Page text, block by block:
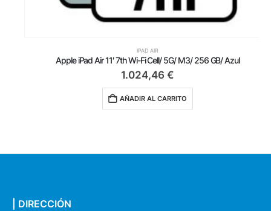
IPAD AIR
Apple iPad Air 11′ 7th Wi-Fi Cell/ 5G/ M3/ 256 GB/ Azul
1.024,46€
AÑADIR AL CARRITO
| DIRECCIÓN